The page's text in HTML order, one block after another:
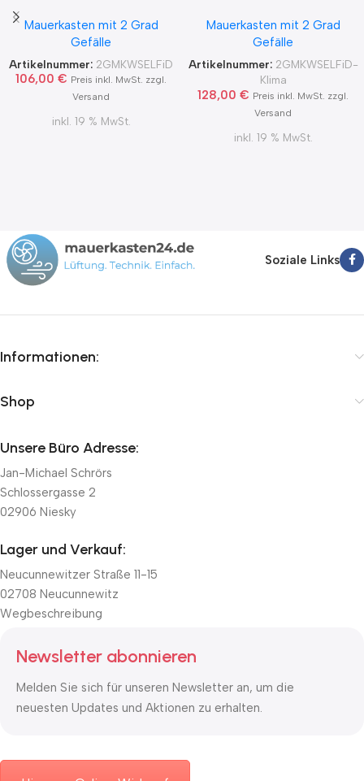
Kondensatablauf auch mit
Blower Door Test und
Zertifikat Ø100, 125, 150
2Grad MKWSELFiD
Mauerkasten mit 2 Grad
Gefälle
Artikelnummer: 2GMKWSELFiD
106,00 € Preis inkl. MwSt. zzgl.
Versand
inkl. 19 % MwSt.
Kondensatablauf für
Klimageräte Ø150 2Grad
MKWSELFiD
Mauerkasten mit 2 Grad
Gefälle
Artikelnummer: 2GMKWSELFiD-
Klima
128,00 € Preis inkl. MwSt. zzgl.
Versand
inkl. 19 % MwSt.
Soziale Links
Informationen:
Shop
Unsere Büro Adresse:
Jan-Michael Schrörs
Schlossergasse 2
02906 Niesky
Lager und Verkauf:
Neucunnewitzer Straße 11-15
02708 Neucunnewitz
Wegbeschreibung
Newsletter abonnieren
Melden Sie sich für unseren Newsletter an, um die
neuesten Updates und Aktionen zu erhalten.